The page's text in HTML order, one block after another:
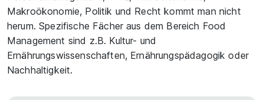
Makroökonomie, Politik und Recht kommt man nicht
herum. Spezifische Fächer aus dem Bereich Food
Management sind z.B. Kultur- und
Ernährungswissenschaften, Ernährungspädagogik oder
Nachhaltigkeit.